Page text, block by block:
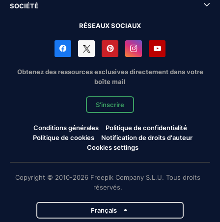
SOCIÉTÉ
RÉSEAUX SOCIAUX
Obtenez des ressources exclusives directement dans votre
boîte mail
S'inscrire
Conditions générales
Politique de confidentialité
Politique de cookies
Notification de droits d'auteur
Cookies settings
Copyright © 2010-2026 Freepik Company S.L.U. Tous droits
réservés.
Français